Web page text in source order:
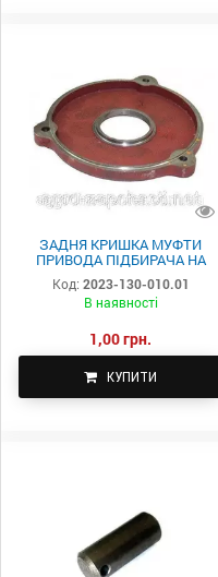
ЗАДНЯ КРИШКА МУФТИ
ПРИВОДА ПІДБИРАЧА НА
ПРЕС SIPMA 2023-130-010.01
Код: 2023-130-010.01
В наявності
1,00 грн.
КУПИТИ